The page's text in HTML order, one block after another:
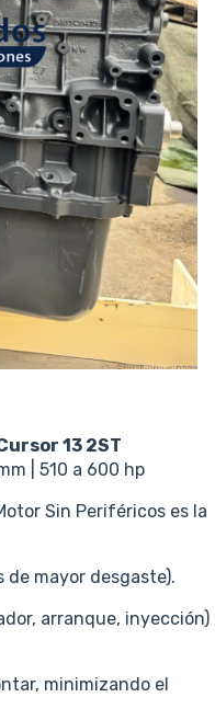
13 2ST
| 510 a 600 hp
Sin Periféricos es la
de mayor desgaste).
arranque, inyección)
minimizando el